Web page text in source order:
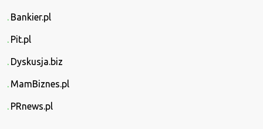
Bankier.pl
Pit.pl
Dyskusja.biz
MamBiznes.pl
PRnews.pl